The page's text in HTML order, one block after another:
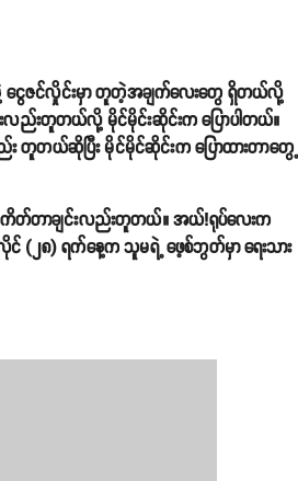
ငွေဇင်လှိုင်းမှာ တူတဲ့အချက်လေးတွေ ရှိတယ်လို့
ည်းတူတယ်လို့ မိုင်မိုင်းဆိုင်းက ပြောပါတယ်။
တူတယ်ဆိုပြီး မိုင်မိုင်ဆိုင်းက ပြောထားတာတွေ့
တ်တာချင်းလည်းတူတယ်။ အယ်!ရုပ်လေးက
(၂၈) ရက်နေ့က သူမရဲ့ ဖေ့စ်ဘွတ်မှာ ရေးသား